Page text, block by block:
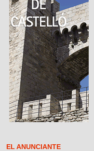
EL ANUNCIANTE